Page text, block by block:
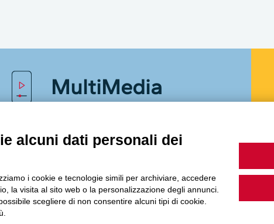
MultiMedia
Guarda i nostri video, storie e webinar.
Accedi a Youtube
alcuni dati personali dei
i cookie e tecnologie simili per archiviare, accedere
la visita al sito web o la personalizzazione degli annunci.
scegliere di non consentire alcuni tipi di cookie.